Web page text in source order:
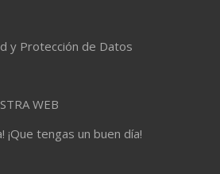
y Protección de Datos
WEB
¡Que tengas un buen día!